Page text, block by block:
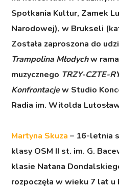
Spotkania Kultur, Zamek
Narodowej), w Brukseli
Została zaproszona do
Trampolina Młodychw
muzycznego TRZY-CZTE-
Konfrontacjew Studio
Radia im. Witolda
Martyna Skuza – 16-letnia
klasy OSM II st. im. G.
klasie Natana
rozpoczęła w wieku 7 lat u